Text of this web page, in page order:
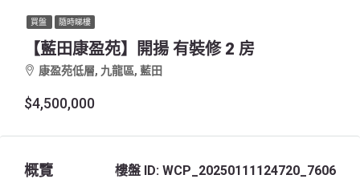
買盤 隨時睇樓
【藍田康盈苑】開揚 有裝修 2 房
康盈苑低層, 九龍區, 藍田
$4,500,000
概覽 樓盤 ID: WCP_20250111124720_7606